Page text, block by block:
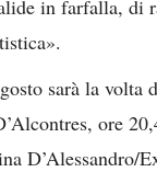
in farfalla, di
sarà la volta
ore
D’Alessandro/